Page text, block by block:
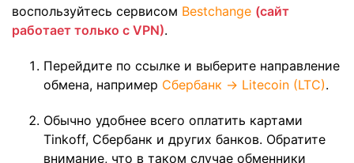
воспользуйтесь сервисом Bestchange (сайт
работает только с VPN).
Перейдите по ссылке и выберите направление
обмена, например Сбербанк → Litecoin (LTC).
Обычно удобнее всего оплатить картами
Tinkoff, Сбербанк и других банков. Обратите
внимание, что в таком случае обменники